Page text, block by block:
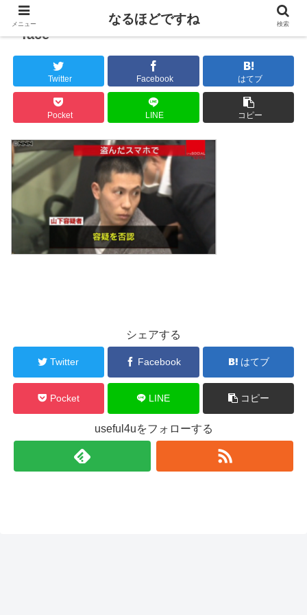
face
Twitter Facebook はてブ
Pocket LINE コピー
シェアする
Twitter Facebook はてブ
Pocket LINE コピー
useful4uをフォローする
メニュー なるほどですね 検索